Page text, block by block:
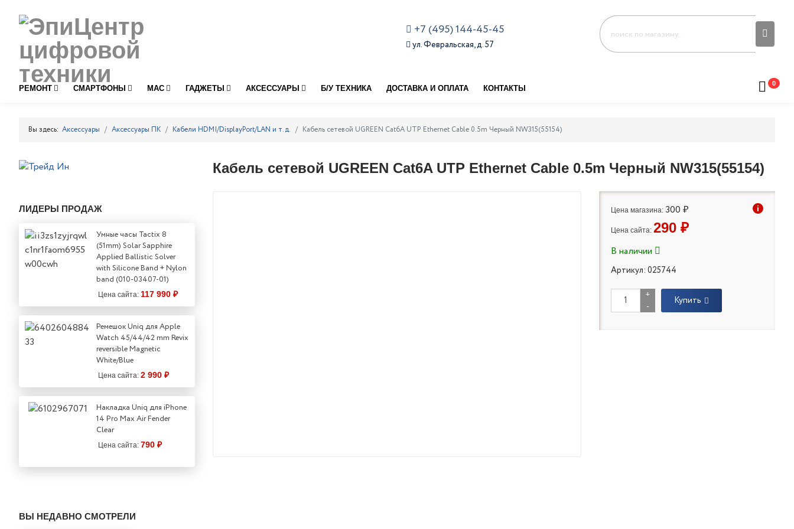
+7 (495) 144-45-45
ул. Февральская, д. 57
РЕМОНТ СМАРТФОНЫ MAC ГАДЖЕТЫ АКСЕССУАРЫ Б/У ТЕХНИКА ДОСТАВКА И ОПЛАТА КОНТАКТЫ
0
Вы здесь: Аксессуары Аксессуары ПК Кабели HDMI/DisplayPort/LAN и т.д. Кабель сетевой UGREEN Cat6A UTP Ethernet Cable 0.5m Черный NW315(55154)
ЛИДЕРЫ ПРОДАЖ
Умные часы Tactix 8
(51mm) Solar Sapphire
Applied Ballistic Solver
with Silicone Band + Nylon
band (010-03407-01)
Цена сайта: 117 990 ₽
Ремешок Uniq для Apple
Watch 45/44/42 mm Revix
reversible Magnetic
White/Blue
Цена сайта: 2 990 ₽
Накладка Uniq для iPhone
14 Pro Max Air Fender
Clear
Цена сайта: 790 ₽
Кабель сетевой UGREEN Cat6A UTP Ethernet Cable 0.5m Черный NW315(55154)
i
Цена магазина: 300 ₽
Цена сайта:290 ₽
В наличии
Артикул: 025744
+
-
Купить
ВЫ НЕДАВНО СМОТРЕЛИ